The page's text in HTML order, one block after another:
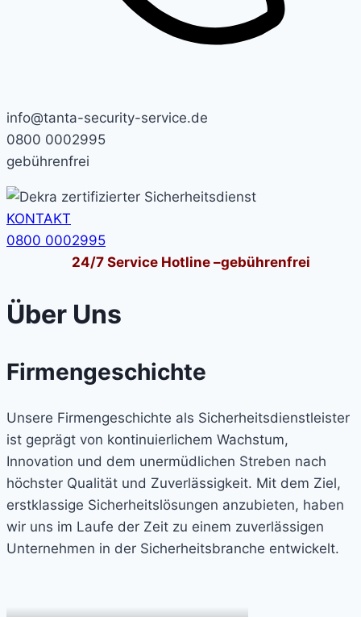
info@tanta-security-service.de
0800 0002995
gebührenfrei
KONTAKT
0800 0002995
24/7Service Hotline –gebührenfrei
Über Uns
Firmengeschichte
Unsere Firmengeschichte als Sicherheitsdienstleister
ist geprägt von kontinuierlichem Wachstum,
Innovation und dem unermüdlichen Streben nach
höchster Qualität und Zuverlässigkeit. Mit dem Ziel,
erstklassige Sicherheitslösungen anzubieten, haben
wir uns im Laufe der Zeit zu einem zuverlässigen
Unternehmen in der Sicherheitsbranche entwickelt.